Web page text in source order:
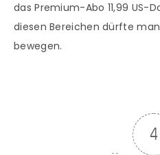
das Premium-Abo 11,99 US-
diesen Bereichen dürfte
bewegen.
4